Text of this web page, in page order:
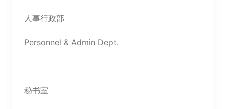
人事行政部
Personnel & Admin Dept.
秘书室